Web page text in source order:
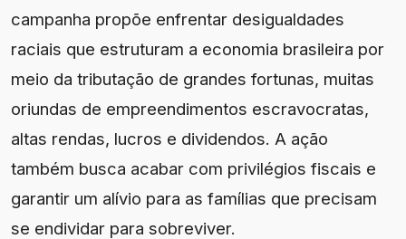
campanha propõe enfrentar desigualdades
raciais que estruturam a economia brasileira por
meio da tributação de grandes fortunas, muitas
oriundas de empreendimentos escravocratas,
altas rendas, lucros e dividendos. A ação
também busca acabar com privilégios fiscais e
garantir um alívio para as famílias que precisam
se endividar para sobreviver.